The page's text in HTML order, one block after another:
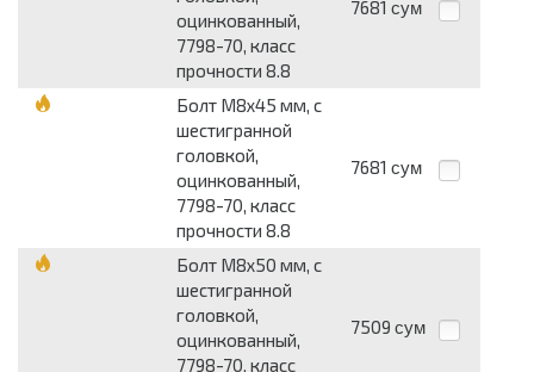
оцинкованный,
7798-70, класс
прочности 8.8
7681 сум
Болт М8x45 мм, с
шестигранной
головкой,
оцинкованный,
7798-70, класс
прочности 8.8
7681 сум
Болт М8x50 мм, с
шестигранной
головкой,
оцинкованный,
7798-70, класс
7509 сум